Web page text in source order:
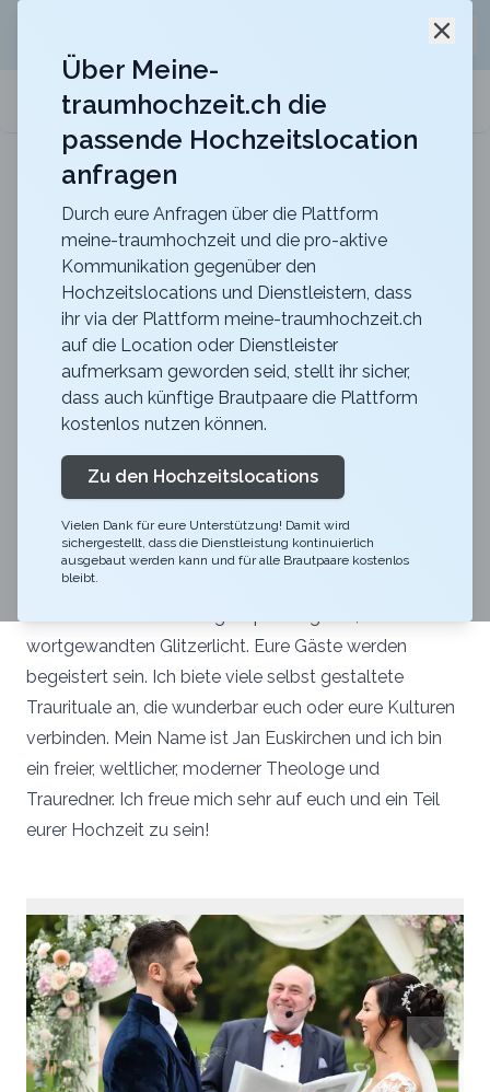
meine-traumhochzeit.ch
ART DECO HOTEL MONTANA
Für eure Hochzeit mit einmaligem Blick auf den
Zurück zur Suche
Liebe Hoch 2
5
Trauredner/in
Dienstleistung
AG
Safenwil Merkliste
Heiraten heisst zu zweit gemeinsam ins Glück zu
gehen… Meine Passion ist es, euren Hochzeitstag
unvergesslich schön zu machen, durch eine
romantische und mit Humor geschmückte Zeremonie
(D/E/F/I). Ihr und eure persönliche Liebesgeschichte
wortgewandten Glitzerlicht. Eure Gäste werden
begeistert sein. Ich biete viele selbst gestaltete
Traurituale an, die wunderbar euch oder eure Kulturen
verbinden. Mein Name ist Jan Euskirchen und ich bin
ein freier, weltlicher, moderner Theologe und
Trauredner. Ich freue mich sehr auf euch und ein Teil
eurer Hochzeit zu sein!
Über Meine-
traumhochzeit.ch die
passende Hochzeitslocation
anfragen
Durch eure Anfragen über die Plattform
meine-traumhochzeit und die pro-aktive
Kommunikation gegenüber den
Hochzeitslocations und Dienstleistern, dass
ihr via der Plattform meine-traumhochzeit.ch
auf die Location oder Dienstleister
aufmerksam geworden seid, stellt ihr sicher,
dass auch künftige Brautpaare die Plattform
kostenlos nutzen können.
Zu den Hochzeitslocations
Vielen Dank für eure Unterstützung! Damit wird
sichergestellt, dass die Dienstleistung kontinuierlich
ausgebaut werden kann und für alle Brautpaare kostenlos
bleibt.